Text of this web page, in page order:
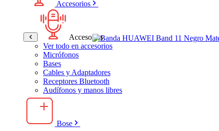
Accesorios
Accesorios
Ver todo en accesorios
Micrófonos
Bases
Cables y Adaptadores
Receptores Bluetooth
Audífonos y manos libres
Bose